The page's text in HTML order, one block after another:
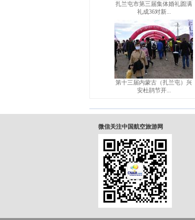
扎兰屯市第三届集体婚礼圆满
礼成36对新...
第十三届内蒙古（扎兰屯）兴
安杜鹃节开...
微信关注中国航空旅游网